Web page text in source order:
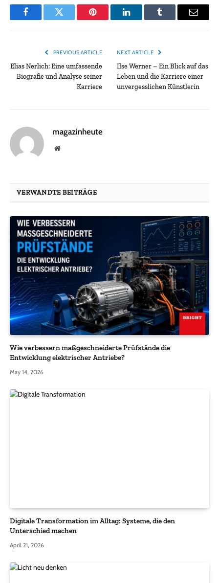
FacebookTwitter Pinterest LinkedInTumblr Email
PREVIOUS ARTICLE
Elias Nerlich: Eine umfassende
Biografie und Analyse seiner
Karriere
NEXT ARTICLE
Ilse Werner – Ein Blick auf das
Leben und die Karriere einer
unvergesslichen Künstlerin
magazinheute
Website
VERWANDTE BEITRÄGE
Wie verbessern maßgeschneiderte Prüfstände die
Entwicklung elektrischer Antriebe?
May 14, 2026
Digitale Transformation im Alltag: Systeme, die den
Unterschied machen
April 21, 2026